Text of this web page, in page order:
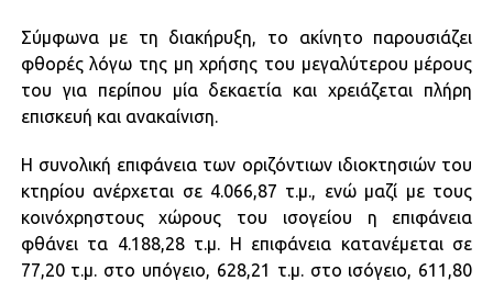
Σύμφωνα με τη διακήρυξη, το ακίνητο παρουσιάζει
φθορές λόγω της μη χρήσης του μεγαλύτερου μέρους
του για περίπου μία δεκαετία και χρειάζεται πλήρη
επισκευή και ανακαίνιση.
Η συνολική επιφάνεια των οριζόντιων ιδιοκτησιών του
κτηρίου ανέρχεται σε 4.066,87 τ.μ., ενώ μαζί με τους
κοινόχρηστους χώρους του ισογείου η επιφάνεια
φθάνει τα 4.188,28 τ.μ. Η επιφάνεια κατανέμεται σε
77,20 τ.μ. στο υπόγειο, 628,21 τ.μ. στο ισόγειο, 611,80